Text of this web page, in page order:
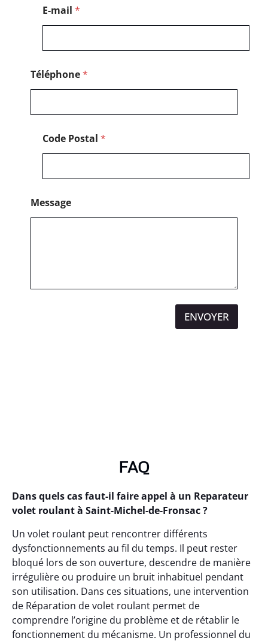
E-mail *
Téléphone*
Code Postal *
Message
ENVOYER
FAQ
Dans quels cas faut-il faire appel à un Reparateur
volet roulant à Saint-Michel-de-Fronsac ?
Un volet roulant peut rencontrer différents
dysfonctionnements au fil du temps. Il peut rester
bloqué lors de son ouverture, descendre de manière
irrégulière ou produire un bruit inhabituel pendant
son utilisation. Dans ces situations, une intervention
de Réparation de volet roulant permet de
comprendre l’origine du problème et de rétablir le
fonctionnement du mécanisme. Un professionnel du